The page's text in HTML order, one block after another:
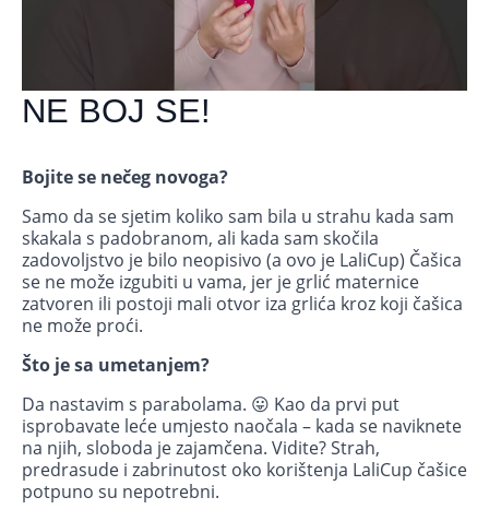
NE BOJ SE!
Bojite se nečeg novoga?
Samo da se sjetim koliko sam bila u strahu kada sam
skakala s padobranom, ali kada sam skočila
zadovoljstvo je bilo neopisivo (a ovo je LaliCup) Čašica
se ne može izgubiti u vama, jer je grlić maternice
zatvoren ili postoji mali otvor iza grlića kroz koji čašica
ne može proći.
Što je sa umetanjem?
Da nastavim s parabolama. 😛 Kao da prvi put
isprobavate leće umjesto naočala – kada se naviknete
na njih, sloboda je zajamčena. Vidite? Strah,
predrasude i zabrinutost oko korištenja LaliCup čašice
potpuno su nepotrebni.